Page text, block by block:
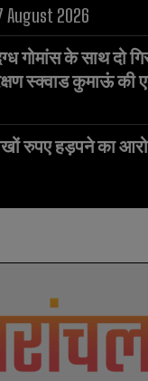
2026
गोमांस के साथ दो
स्क्वाड कुमाऊं की
रुपए हड़पने का